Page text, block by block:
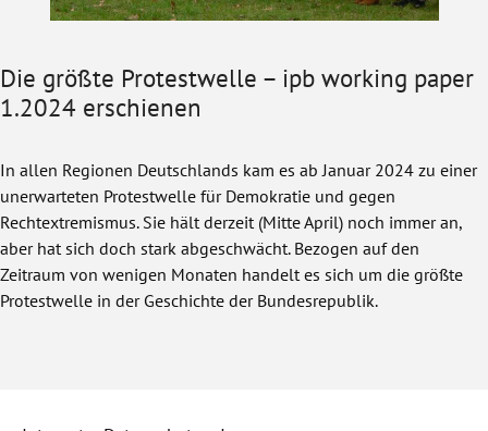
Die größte Protestwelle – ipb working paper
1.2024 erschienen
In allen Regionen Deutschlands kam es ab Januar 2024 zu einer
unerwarteten Protestwelle für Demokratie und gegen
Rechtextremismus. Sie hält derzeit (Mitte April) noch immer an,
aber hat sich doch stark abgeschwächt. Bezogen auf den
Zeitraum von wenigen Monaten handelt es sich um die größte
Protestwelle in der Geschichte der Bundesrepublik.